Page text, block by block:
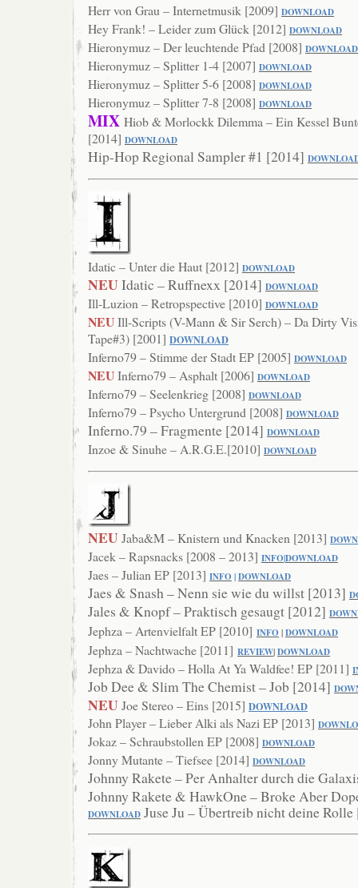
Herr von Grau – Internetmusik [2009] DOWNLOAD
Hey Frank! – Leider zum Glück [2012] DOWNLOAD
Hieronymuz – Der leuchtende Pfad [2008] DOWNLOAD
Hieronymuz – Splitter 1-4 [2007] DOWNLOAD
Hieronymuz – Splitter 5-6 [2008] DOWNLOAD
Hieronymuz – Splitter 7-8 [2008] DOWNLOAD
MIX Hiob & Morlockk Dilemma – Ein Kessel
[2014] DOWNLOAD
Hip-Hop Regional Sampler #1 [2014]
Idatic – Unter die Haut [2012] DOWNLOAD
NEUIdatic – Ruffnexx [2014] DOWNLOAD
Ill-Luzion – Retropspective [2010] DOWNLOAD
NEUIll-Scripts (V-Mann & Sir Serch) – Da Dirty
Tape#3) [2001] DOWNLOAD
Inferno79 – Stimme der Stadt EP [2005] DOWNLOAD
NEUInferno79 – Asphalt [2006] DOWNLOAD
Inferno79 – Seelenkrieg [2008] DOWNLOAD
Inferno79 – Psycho Untergrund [2008] DOWNLOAD
Inferno.79 – Fragmente [2014] DOWNLOAD
Inzoe & Sinuhe – A.R.G.E.[2010] DOWNLOAD
NEUJaba&M – Knistern und Knacken [2013]
Jacek – Rapsnacks [2008 – 2013] INFO|DOWNLOAD
Jaes – Julian EP [2013] INFO |DOWNLOAD
Jaes & Snash – Nenn sie wie du willst [2013]
Jales & Knopf – Praktisch gesaugt [2012]
Jephza – Artenvielfalt EP [2010] INFO |DOWNLOAD
Jephza – Nachtwache [2011] REVIEW|DOWNLOAD
Jephza & Davido – Holla At Ya Waldfee! EP [2011]
Job Dee & Slim The Chemist – Job [2014]
NEUJoe Stereo – Eins [2015] DOWNLOAD
John Player – Lieber Alki als Nazi EP [2013]
Jokaz – Schraubstollen EP [2008] DOWNLOAD
Jonny Mutante – Tiefsee [2014] DOWNLOAD
Johnny Rakete – Per Anhalter durch die
Johnny Rakete & HawkOne – Broke Aber
DOWNLOAD Juse Ju – Übertreib nicht deine